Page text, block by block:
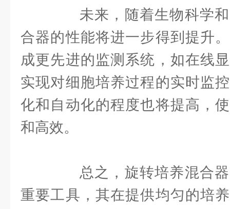
未来，随着生物科学和
合器的性能将进一步得到提升
成更先进的监测系统，如在线
实现对细胞培养过程的实时监
化和自动化的程度也将提高，
和高效。
总之，旋转培养混合器
重要工具，其在提供均匀的培